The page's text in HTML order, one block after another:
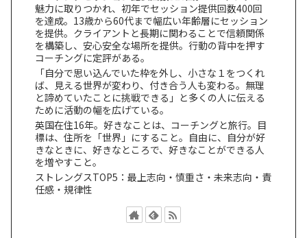
魅力に取りつかれ、初年でセッション提供回数400回
を達成。13歳から60代まで幅広い年齢層にセッション
を提供。クライアントと長期に関わることで信頼関係
を構築し、安心安全な場所を提供。行動の背中を押す
コーチングに定評がある。
「自分で思い込んでいた枠を外し、小さな１をつくれ
ば、見える世界が変わり、付き合う人も変わる。無理
と諦めていたことに挑戦できる」と多くの人に伝える
ために活動の幅を広げている。
英国在住16年。好きなことは、コーチングと旅行。目
標は、住所を「世界」にすること。自由に、自分が好
きなときに、好きなところで、好きなことができる人
を増やすこと。
ストレングスTOP5：最上志向・慎重さ・未来志向・責
任感・規律性